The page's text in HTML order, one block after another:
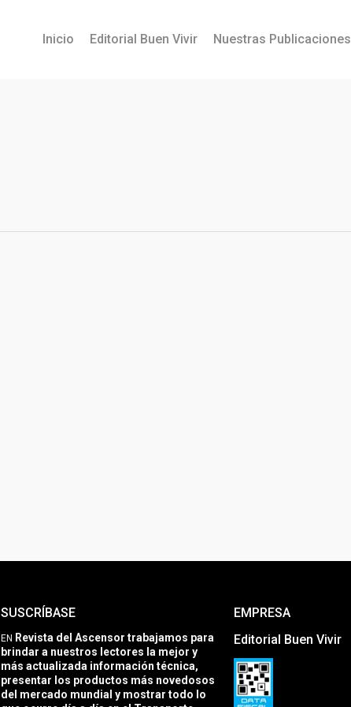
Inicio Editorial Buen Vivir Nuestras Publicaciones
SUSCRÍBASE
EN Revista del Ascensor trabajamos para
brindar a nuestros lectores la mejor y
más actualizada información técnica,
presentar los productos más novedosos
del mercado mundial y mostrar todo lo
EMPRESA
Editorial Buen Vivir